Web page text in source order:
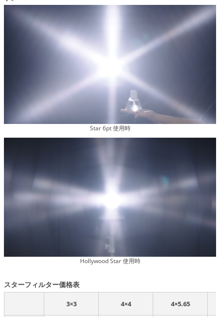
Star 6pt 使用時
Hollywood Star 使用時
スターフィルター価格表
3×3 4×4 4×5.65